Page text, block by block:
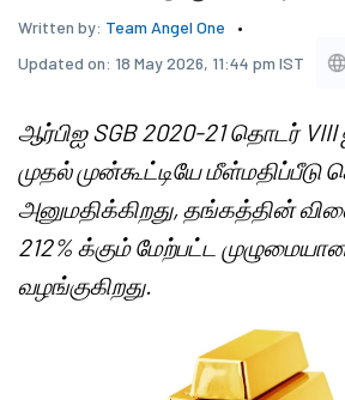
Written by: Team Angel One
Updated on: 18 May 2026, 11:44 pm IST
ஆர்பிஐ SGB 2020-21 தொடர் VIII
முதல் முன்கூட்டியே மீள்மதிப்பீடு
அனுமதிக்கிறது, தங்கத்தின்
212% க்கும் மேற்பட்ட
வழங்குகிறது.